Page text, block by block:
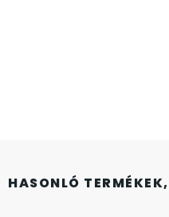
HASONLÓ
FÉMCSATOK